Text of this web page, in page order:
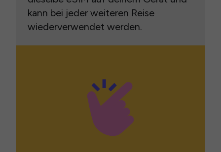
kann bei jeder weiteren Reise
wiederverwendet werden.